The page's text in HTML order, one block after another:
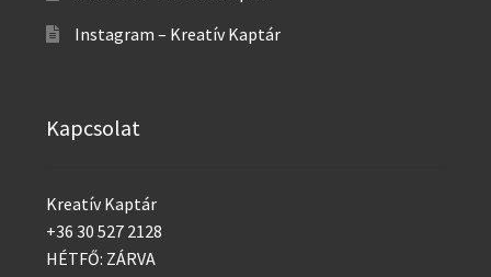
Instagram – Kreatív Kaptár
Kapcsolat
Kreatív Kaptár
+36 30 527 2128
HÉTFŐ: ZÁRVA